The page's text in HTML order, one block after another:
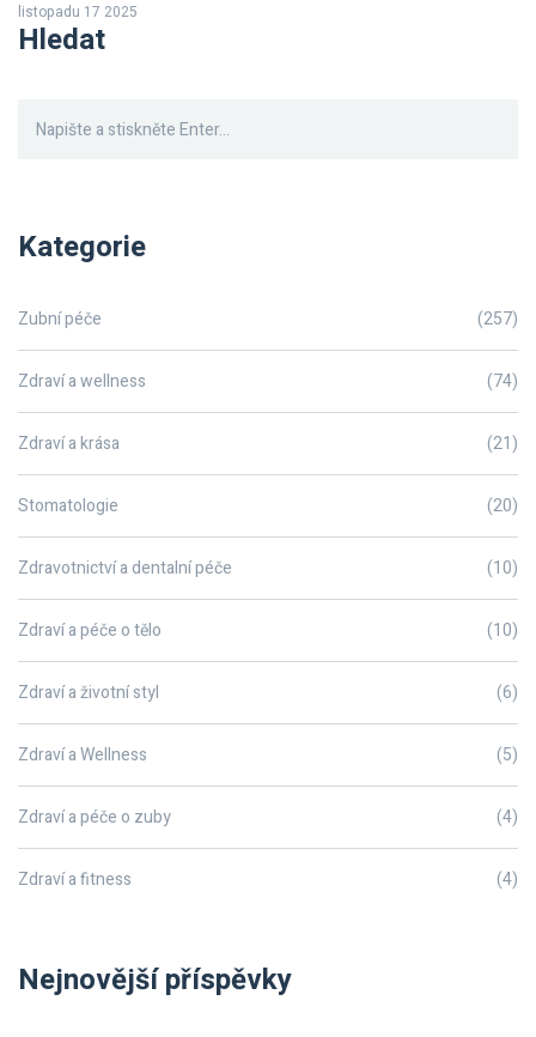
listopadu 17 2025
Hledat
Kategorie
Zubní péče (257)
Zdraví a wellness (74)
Zdraví a krása (21)
Stomatologie (20)
Zdravotnictví a dentalní péče (10)
Zdraví a péče o tělo (10)
Zdraví a životní styl (6)
Zdraví a Wellness (5)
Zdraví a péče o zuby (4)
Zdraví a fitness (4)
Nejnovější příspěvky